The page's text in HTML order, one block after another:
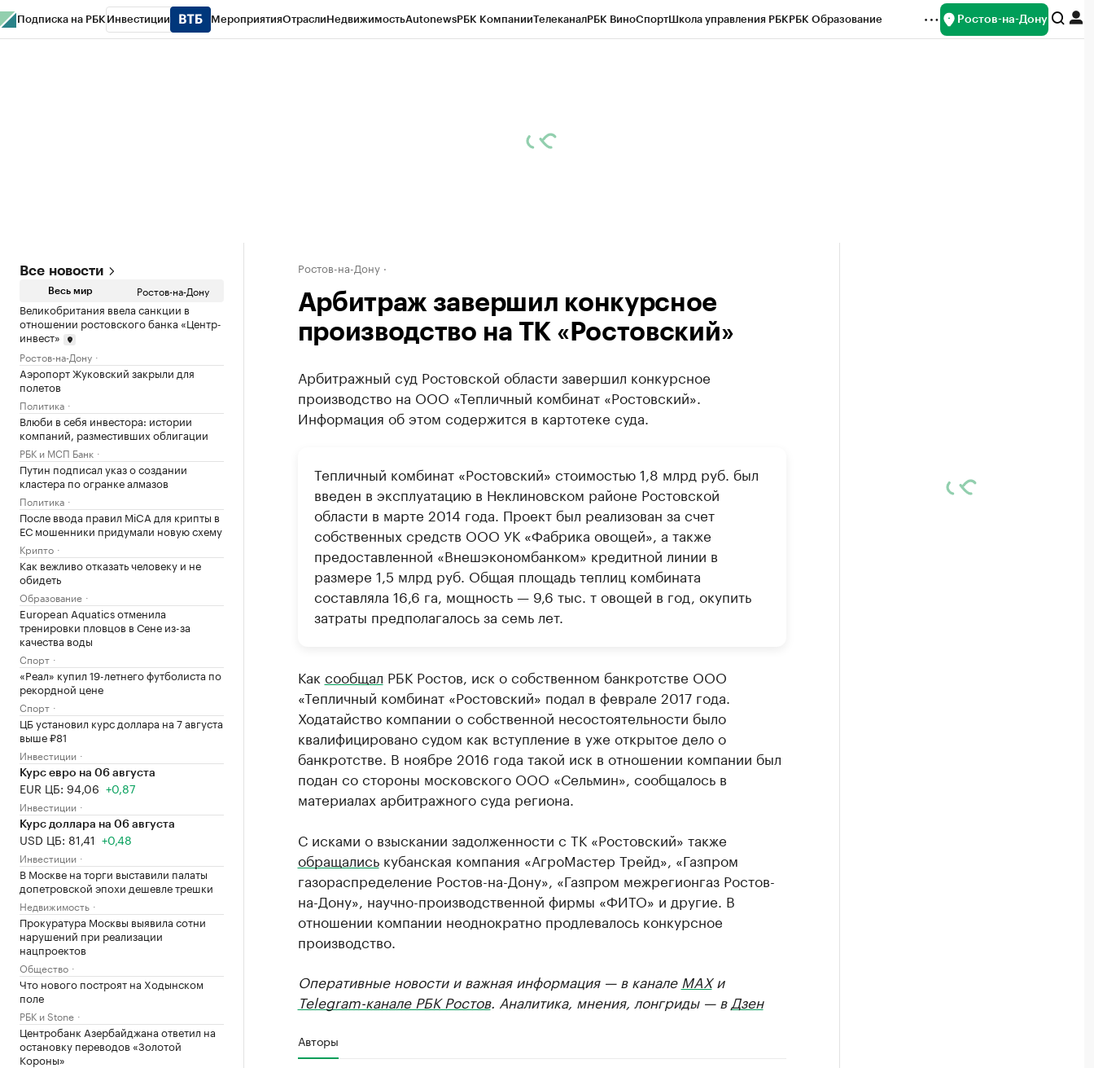
Подписка на РБК Инвестиции МероприятияОтраслиНедвижимостьAutonewsРБК КомпанииТелеканалРБК ВиноСпортШкола управления РБКРБК Образование Ростов-на-Дону
Все новости
Весь мир Ростов-на-Дону
Великобритания ввела санкции в
отношении ростовского банка «Центр-
инвест»
Ростов-на-Дону
Аэропорт Жуковский закрыли для
полетов
Политика
Влюби в себя инвестора: истории
компаний, разместивших облигации
РБК и МСП Банк
Путин подписал указ о создании
кластера по огранке алмазов
Политика
После ввода правил MiCA для крипты в
ЕС мошенники придумали новую схему
Крипто
Как вежливо отказать человеку и не
обидеть
Образование
European Aquatics отменила
тренировки пловцов в Сене из-за
качества воды
Спорт
«Реал» купил 19-летнего футболиста по
рекордной цене
Спорт
ЦБ установил курс доллара на 7 августа
выше ₽81
Инвестиции
Курс евро на 06 августа
EUR ЦБ: 94,06 +0,87
Инвестиции
Курс доллара на 06 августа
USD ЦБ: 81,41 +0,48
Инвестиции
В Москве на торги выставили палаты
допетровской эпохи дешевле трешки
Недвижимость
Прокуратура Москвы выявила сотни
нарушений при реализации
нацпроектов
Общество
Что нового построят на Ходынском
поле
РБК и Stone
Центробанк Азербайджана ответил на
остановку переводов «Золотой
Короны»
Ростов-на-Дону
Арбитраж завершил конкурсное
производство на ТК «Ростовский»
Арбитражный суд Ростовской области завершил конкурсное
производство на ООО «Тепличный комбинат «Ростовский».
Информация об этом содержится в картотеке суда.
Тепличный комбинат «Ростовский» стоимостью 1,8 млрд руб. был
введен в эксплуатацию в Неклиновском районе Ростовской
области в марте 2014 года. Проект был реализован за счет
собственных средств ООО УК «Фабрика овощей», а также
предоставленной «Внешэкономбанком» кредитной линии в
размере 1,5 млрд руб. Общая площадь теплиц комбината
составляла 16,6 га, мощность — 9,6 тыс. т овощей в год, окупить
затраты предполагалось за семь лет.
Как сообщал РБК Ростов, иск о собственном банкротстве ООО
«Тепличный комбинат «Ростовский» подал в феврале 2017 года.
Ходатайство компании о собственной несостоятельности было
квалифицировано судом как вступление в уже открытое дело о
банкротстве. В ноябре 2016 года такой иск в отношении компании был
подан со стороны московского ООО «Сельмин», сообщалось в
материалах арбитражного суда региона.
С исками о взыскании задолженности с ТК «Ростовский» также
обращалиськубанская компания «АгроМастер Трейд», «Газпром
газораспределение Ростов-на-Дону», «Газпром межрегионгаз Ростов-
на-Дону», научно-производственной фирмы «ФИТО» и другие. В
отношении компании неоднократно продлевалось конкурсное
производство.
Оперативные новости и важная информация — в канале MAXи
Telegram-канале РБК Ростов. Аналитика, мнения, лонгриды — в Дзен
Авторы